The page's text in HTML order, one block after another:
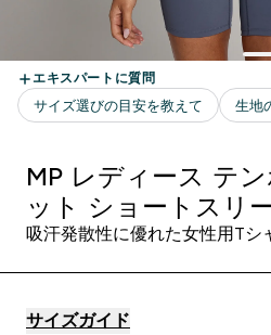
MP レディース テ
ット ショートスリ
吸汗発散性に優れた女性用Tシ
サイズガイド